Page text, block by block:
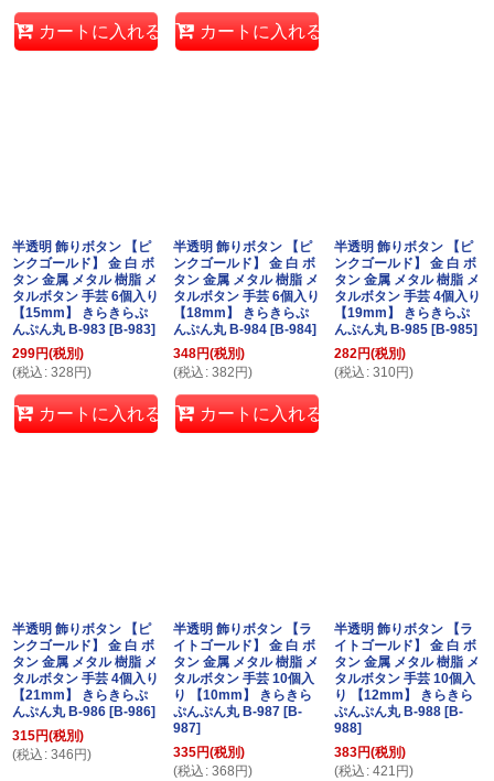
カートに入れる カートに入れる
半透明 飾りボタン 【ピ
ンクゴールド】 金 白 ボ
タン 金属 メタル 樹脂 メ
タルボタン 手芸 6個入り
【15mm】 きらきらぷ
んぷん丸 B-983 [B-983]
299円(税別)
(税込 : 328 円)
カートに入れる
半透明 飾りボタン 【ピ
ンクゴールド】 金 白 ボ
タン 金属 メタル 樹脂 メ
タルボタン 手芸 6個入り
【18mm】 きらきらぷ
んぷん丸 B-984 [B-984]
348円(税別)
(税込 : 382 円)
カートに入れる
半透明 飾りボタン 【ピ
ンクゴールド】 金 白 ボ
タン 金属 メタル 樹脂 メ
タルボタン 手芸 4個入り
【19mm】 きらきらぷ
んぷん丸 B-985 [B-985]
282円(税別)
(税込 : 310円)
半透明 飾りボタン 【ピ
ンクゴールド】 金 白 ボ
タン 金属 メタル 樹脂 メ
タルボタン 手芸 4個入り
【21mm】 きらきらぷ
んぷん丸 B-986 [B-986]
315円(税別)
(税込 : 346 円)
半透明 飾りボタン 【ラ
イトゴールド】 金 白 ボ
タン 金属 メタル 樹脂 メ
タルボタン 手芸 10個入
り 【10mm】 きらきら
ぷんぷん丸 B-987 [B-
987]
335円(税別)
(税込 : 368 円)
半透明 飾りボタン 【ラ
イトゴールド】 金 白 ボ
タン 金属 メタル 樹脂 メ
タルボタン 手芸 10個入
り 【12mm】 きらきら
ぷんぷん丸 B-988 [B-
988]
383円(税別)
(税込 : 421 円)